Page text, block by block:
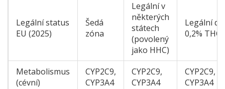
Legální status
EU (2025)
Šedá
zóna
Legální v
některých
státech
(povolený
jako HHC)
Legální do
0,2% THC
Metabolismus
(cévní)
CYP2C9,
CYP3A4
CYP2C9,
CYP3A4
CYP2C9,
CYP3A4